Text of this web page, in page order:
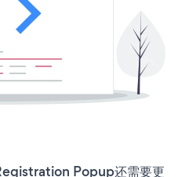
Popup还需要更